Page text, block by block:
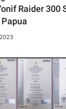
Raider 300